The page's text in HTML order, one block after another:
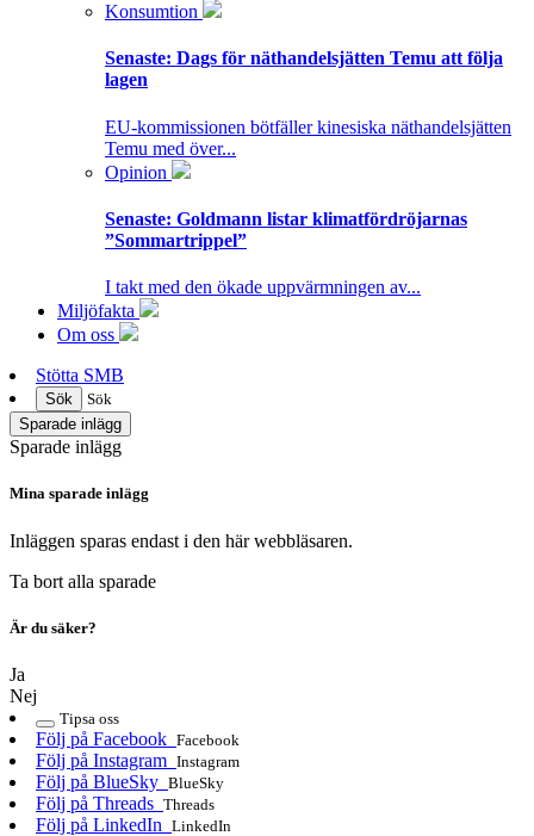
Konsumtion
Senaste: Dags för näthandelsjätten Temu att följa
lagen
EU-kommissionen bötfäller kinesiska näthandelsjätten
Temu med över...
Opinion
Senaste: Goldmann listar klimatfördröjarnas
”Sommartrippel”
I takt med den ökade uppvärmningen av...
Miljöfakta
Om oss
Stötta SMB
Sök
Sök
Sparade inlägg
Sparade inlägg
Mina sparade inlägg
Inläggen sparas endast i den här webbläsaren.
Ta bort alla sparade
Är du säker?
Ja
Nej
Tipsa oss
Följ på Facebook Facebook
Följ på Instagram Instagram
Följ på BlueSky BlueSky
Följ på Threads Threads
Följ på LinkedIn LinkedIn